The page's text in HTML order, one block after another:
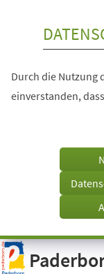
Visuelle
Assistenzsoftware
öffnen.
Durch die Nutzung
einverstanden,